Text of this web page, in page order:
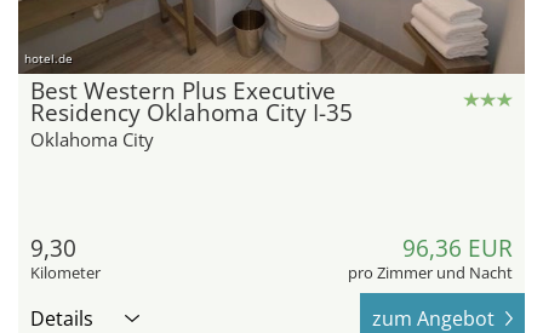
hotel.de
Best Western Plus Executive
Residency Oklahoma City I-35
Oklahoma City
9,30
Kilometer
96,36 EUR
pro Zimmer und Nacht
Details zum Angebot